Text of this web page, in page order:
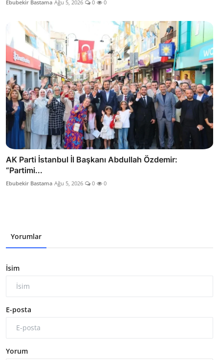
Ebubekir Bastama Ağu 5, 2026 0 0
AK Parti İstanbul İl Başkanı Abdullah Özdemir:
“Partimi...
Ebubekir Bastama Ağu 5, 2026 0 0
Yorumlar
İsim
E-posta
Yorum